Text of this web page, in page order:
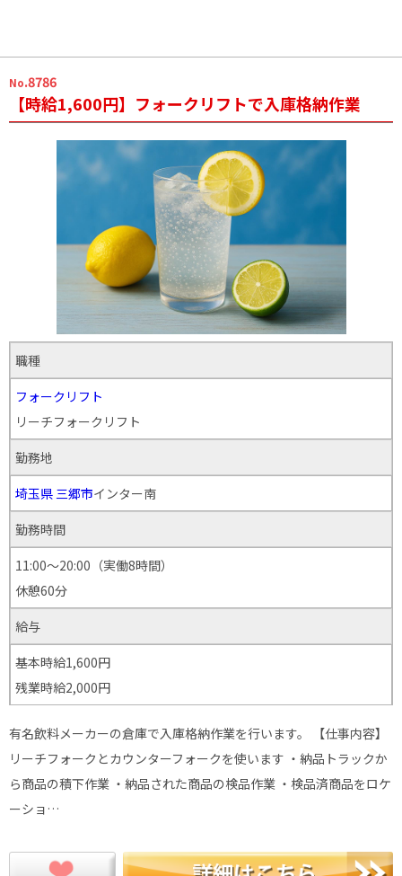
No.8786
【時給1,600円】フォークリフトで入庫格納作業
職種
フォークリフト
リーチフォークリフト
勤務地
埼玉県 三郷市インター南
勤務時間
11:00～20:00（実働8時間）
休憩60分
給与
基本時給1,600円
残業時給2,000円
有名飲料メーカーの倉庫で入庫格納作業を行います。 【仕事内容】
リーチフォークとカウンターフォークを使います ・納品トラックか
ら商品の積下作業 ・納品された商品の検品作業 ・検品済商品をロケ
ーショ…